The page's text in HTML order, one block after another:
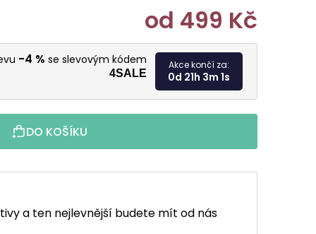
od 499 Kč
Měrná
-4 % se slevovým kódem
4SALE
Akce končí za:
0d 21h 3m 0s
DO KOŠÍKU
a ten nejlevnější budete mít od nás